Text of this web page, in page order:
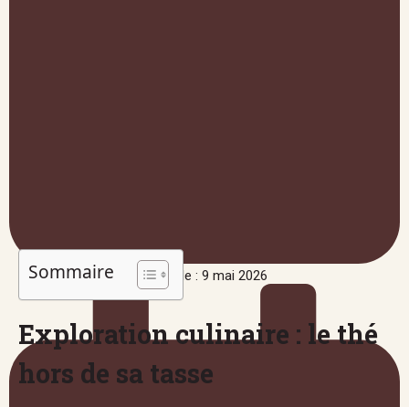
Publié le : 9 mai 2026
Sommaire
Exploration culinaire : le thé
hors de sa tasse